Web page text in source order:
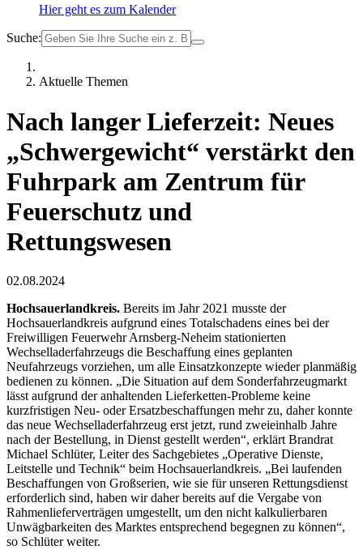
Hier geht es zum Kalender
Suche:
Aktuelle Themen
Nach langer Lieferzeit: Neues
„Schwergewicht“ verstärkt den
Fuhrpark am Zentrum für
Feuerschutz und
Rettungswesen
02.08.2024
Hochsauerlandkreis. Bereits im Jahr 2021 musste der
Hochsauerlandkreis aufgrund eines Totalschadens eines bei der
Freiwilligen Feuerwehr Arnsberg-Neheim stationierten
Wechselladerfahrzeugs die Beschaffung eines geplanten
Neufahrzeugs vorziehen, um alle Einsatzkonzepte wieder planmäßig
bedienen zu können. „Die Situation auf dem Sonderfahrzeugmarkt
lässt aufgrund der anhaltenden Lieferketten-Probleme keine
kurzfristigen Neu- oder Ersatzbeschaffungen mehr zu, daher konnte
das neue Wechselladerfahrzeug erst jetzt, rund zweieinhalb Jahre
nach der Bestellung, in Dienst gestellt werden“, erklärt Brandrat
Michael Schlüter, Leiter des Sachgebietes „Operative Dienste,
Leitstelle und Technik“ beim Hochsauerlandkreis. „Bei laufenden
Beschaffungen von Großserien, wie sie für unseren Rettungsdienst
erforderlich sind, haben wir daher bereits auf die Vergabe von
Rahmenlieferverträgen umgestellt, um den nicht kalkulierbaren
Unwägbarkeiten des Marktes entsprechend begegnen zu können“,
so Schlüter weiter.